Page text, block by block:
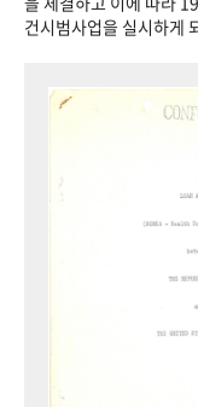
건시범사업을 실시하게